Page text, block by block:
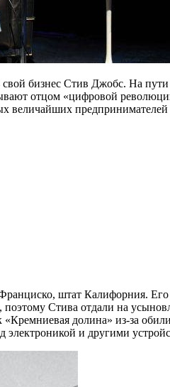
свой бизнес Стив Джобс. На
отцом «цифровой
величайших предпринимателей
штат Калифорния.
Стива отдали на
долина» из-за
и другими